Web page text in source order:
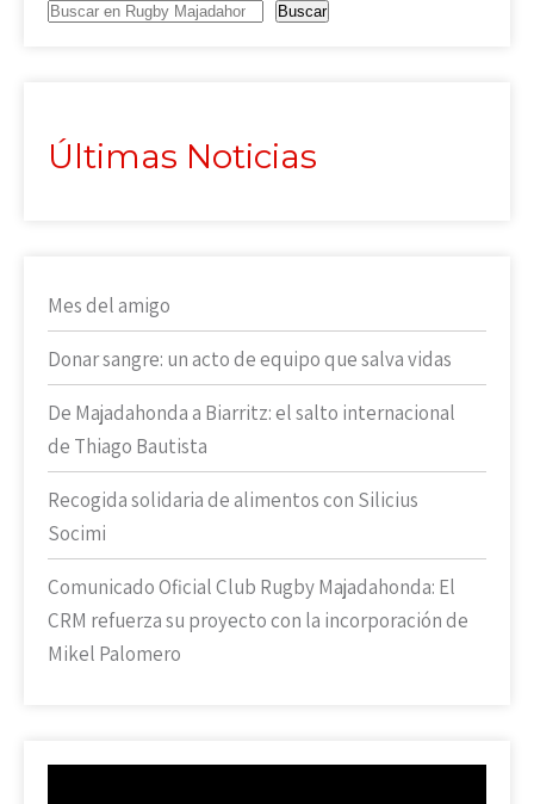
Buscar
Últimas Noticias
Mes del amigo
Donar sangre: un acto de equipo que salva vidas
De Majadahonda a Biarritz: el salto internacional
de Thiago Bautista
Recogida solidaria de alimentos con Silicius
Socimi
Comunicado Oficial Club Rugby Majadahonda: El
CRM refuerza su proyecto con la incorporación de
Mikel Palomero